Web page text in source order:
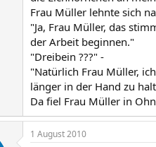
Frau Müller lehnte sich
"Ja, Frau Müller, das
der Arbeit beginnen."
"Dreibein ???" -
"Natürlich Frau Müller,
länger in der Hand zu
Da fiel Frau Müller in
1 August 2010